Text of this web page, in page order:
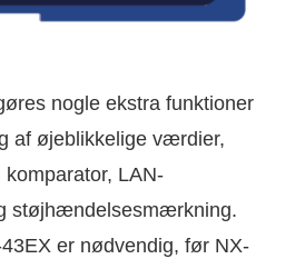
nogle ekstra funktioner
af øjeblikkelige værdier,
LAN-
støjhændelsesmærkning.
er nødvendig, før NX-